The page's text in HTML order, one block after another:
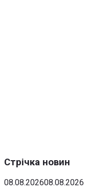
Стрічка новин
08.08.202608.08.2026